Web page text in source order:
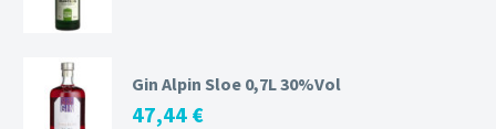
Gin Alpin Sloe 0,7L 30%Vol
47,44 €